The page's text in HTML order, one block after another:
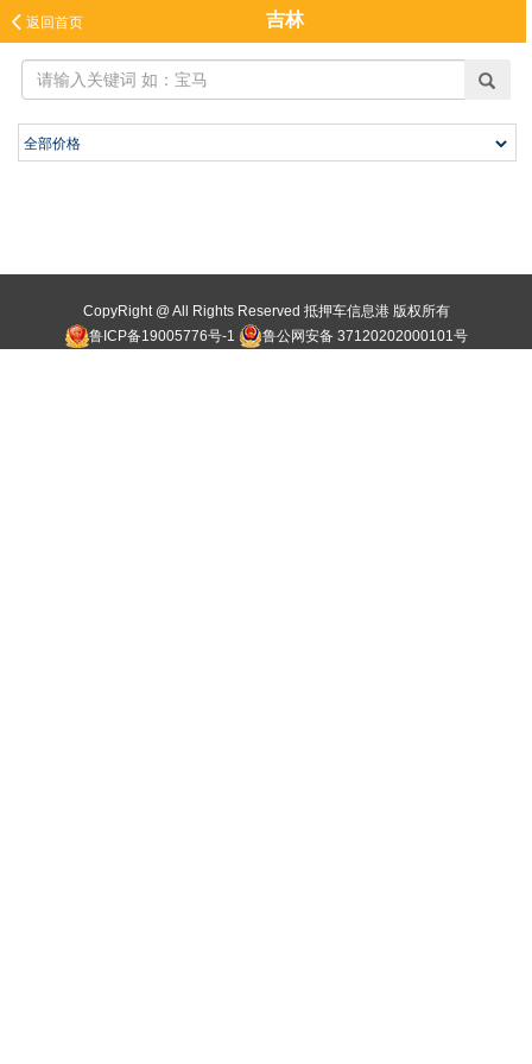
 返回首页 吉林
CopyRight @ All Rights Reserved 抵押车信息港 版权所有
鲁ICP备19005776号-1
鲁公网安备 37120202000101号